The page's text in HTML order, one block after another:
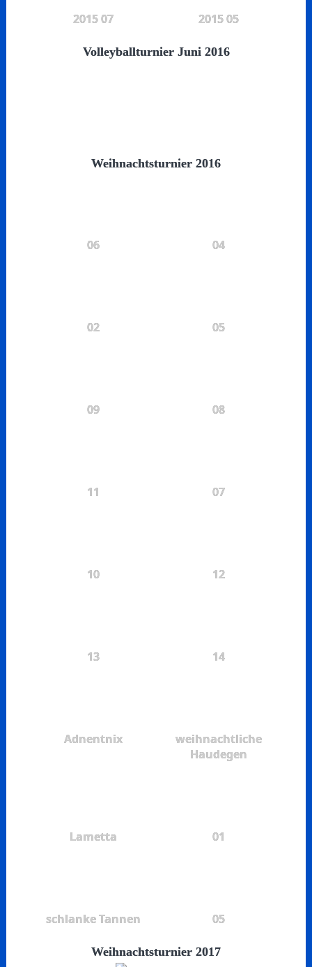
2015 07 2015 05
Volleyballturnier Juni 2016
Weihnachtsturnier 2016
06 04
02 05
09 08
11 07
10 12
13 14
Adnentnix
weihnachtliche
Haudegen
Lametta 01
schlanke Tannen 05
Weihnachtsturnier 2017